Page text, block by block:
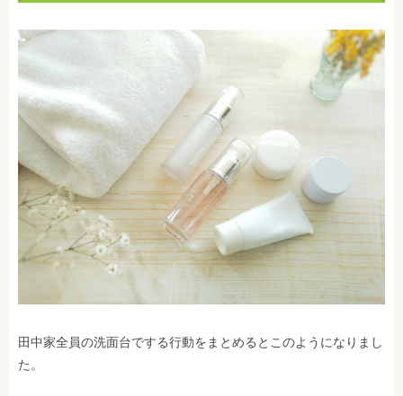
田中家全員の洗面台でする行動をまとめるとこのようになりまし
た。